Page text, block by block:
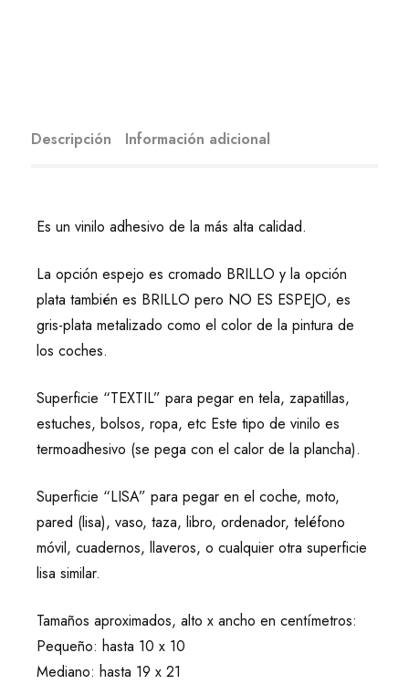
Descripción Información adicional
Es un vinilo adhesivo de la más alta calidad.
La opción espejo es cromado BRILLO y la opción
plata también es BRILLO pero NO ES ESPEJO, es
gris-plata metalizado como el color de la pintura de
los coches.
Superficie “TEXTIL” para pegar en tela, zapatillas,
estuches, bolsos, ropa, etc Este tipo de vinilo es
termoadhesivo (se pega con el calor de la plancha).
Superficie “LISA” para pegar en el coche, moto,
pared (lisa), vaso, taza, libro, ordenador, teléfono
móvil, cuadernos, llaveros, o cualquier otra superficie
lisa similar.
Tamaños aproximados, alto x ancho en centímetros:
Pequeño: hasta 10 x 10
Mediano: hasta 19 x 21